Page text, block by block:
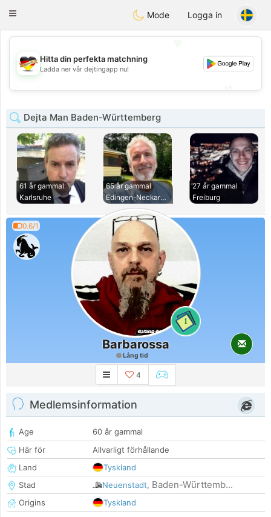
Deutsch Dating
Toggle
Mode Logga in
💖
💕
Hitta din perfekta matchning
Ladda ner vår dejtingapp nu!
Dejta Man Baden-Württemberg
61 år gammal
Karlsruhe
65 år gammal
Edingen-Neckarhaus
27 år gammal
Freiburg
0.6/1
1
Barbarossa
Lång tid
4
Medlemsinformation
Age
60 år gammal
Här för
Allvarligt förhållande
Land
Tyskland
Stad
Neuenstadt, Baden-Württemb...
Origins
Tyskland